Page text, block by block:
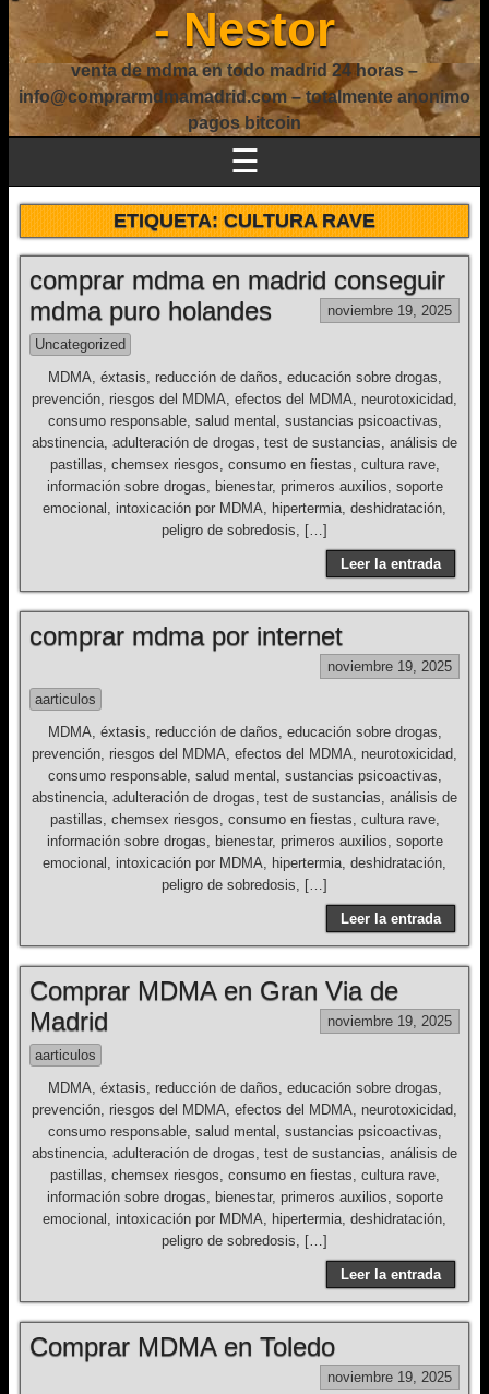
- Nestor
venta de mdma en todo madrid 24 horas –
info@comprarmdmamadrid.com – totalmente anonimo
pagos bitcoin
☰
ETIQUETA:CULTURA RAVE
comprar mdma en madrid conseguir
mdma puro holandes
noviembre 19, 2025
Uncategorized
MDMA, éxtasis, reducción de daños, educación sobre drogas,
prevención, riesgos del MDMA, efectos del MDMA, neurotoxicidad,
consumo responsable, salud mental, sustancias psicoactivas,
abstinencia, adulteración de drogas, test de sustancias, análisis de
pastillas, chemsex riesgos, consumo en fiestas, cultura rave,
información sobre drogas, bienestar, primeros auxilios, soporte
emocional, intoxicación por MDMA, hipertermia, deshidratación,
peligro de sobredosis, […]
Leer la entrada
comprar mdma por internet
noviembre 19, 2025
aarticulos
MDMA, éxtasis, reducción de daños, educación sobre drogas,
prevención, riesgos del MDMA, efectos del MDMA, neurotoxicidad,
consumo responsable, salud mental, sustancias psicoactivas,
abstinencia, adulteración de drogas, test de sustancias, análisis de
pastillas, chemsex riesgos, consumo en fiestas, cultura rave,
información sobre drogas, bienestar, primeros auxilios, soporte
emocional, intoxicación por MDMA, hipertermia, deshidratación,
peligro de sobredosis, […]
Leer la entrada
Comprar MDMA en Gran Via de
Madrid
noviembre 19, 2025
aarticulos
MDMA, éxtasis, reducción de daños, educación sobre drogas,
prevención, riesgos del MDMA, efectos del MDMA, neurotoxicidad,
consumo responsable, salud mental, sustancias psicoactivas,
abstinencia, adulteración de drogas, test de sustancias, análisis de
pastillas, chemsex riesgos, consumo en fiestas, cultura rave,
información sobre drogas, bienestar, primeros auxilios, soporte
emocional, intoxicación por MDMA, hipertermia, deshidratación,
peligro de sobredosis, […]
Leer la entrada
Comprar MDMA en Toledo
noviembre 19, 2025